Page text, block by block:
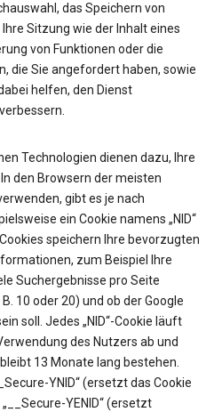
das Speichern von
Sitzung wie der Inhalt eines
von Funktionen oder die
die Sie angefordert haben, sowie
helfen, den Dienst
Technologien dienen dazu, Ihre
den Browsern der meisten
gibt es je nach
ein Cookie namens „NID“
speichern Ihre bevorzugten
zum Beispiel Ihre
Suchergebnisse pro Seite
10 oder 20) und ob der Google
soll. Jedes „NID“-Cookie läuft
des Nutzers ab und
13 Monate lang bestehen.
YNID“ (ersetzt das Cookie
„__Secure-YENID“ (ersetzt